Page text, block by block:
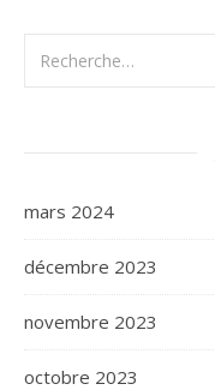
mars 2024
décembre 2023
novembre 2023
octobre 2023